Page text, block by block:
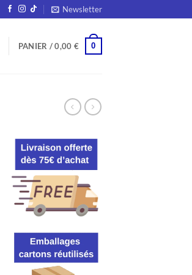
Newsletter
PANIER /0,00 € 0